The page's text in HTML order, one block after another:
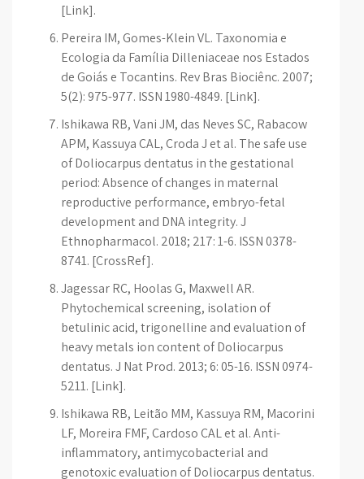
[Link].
Pereira IM, Gomes-Klein VL. Taxonomia e
Ecologia da Família Dilleniaceae nos Estados
de Goiás e Tocantins. Rev Bras Biociênc. 2007;
5(2): 975-977. ISSN 1980-4849. [Link].
Ishikawa RB, Vani JM, das Neves SC, Rabacow
APM, Kassuya CAL, Croda J et al. The safe use
of Doliocarpus dentatus in the gestational
period: Absence of changes in maternal
reproductive performance, embryo-fetal
development and DNA integrity. J
Ethnopharmacol. 2018; 217: 1-6. ISSN 0378-
8741. [CrossRef].
Jagessar RC, Hoolas G, Maxwell AR.
Phytochemical screening, isolation of
betulinic acid, trigonelline and evaluation of
heavy metals ion content of Doliocarpus
dentatus. J Nat Prod. 2013; 6: 05-16. ISSN 0974-
5211. [Link].
Ishikawa RB, Leitão MM, Kassuya RM, Macorini
LF, Moreira FMF, Cardoso CAL et al. Anti-
inflammatory, antimycobacterial and
genotoxic evaluation of Doliocarpus dentatus.